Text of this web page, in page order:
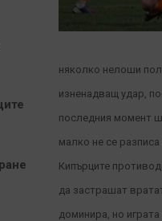
няколко нелоши
изненадващ удар,
последния момент
малко не се
Кипърците
да застрашат
доминира, но